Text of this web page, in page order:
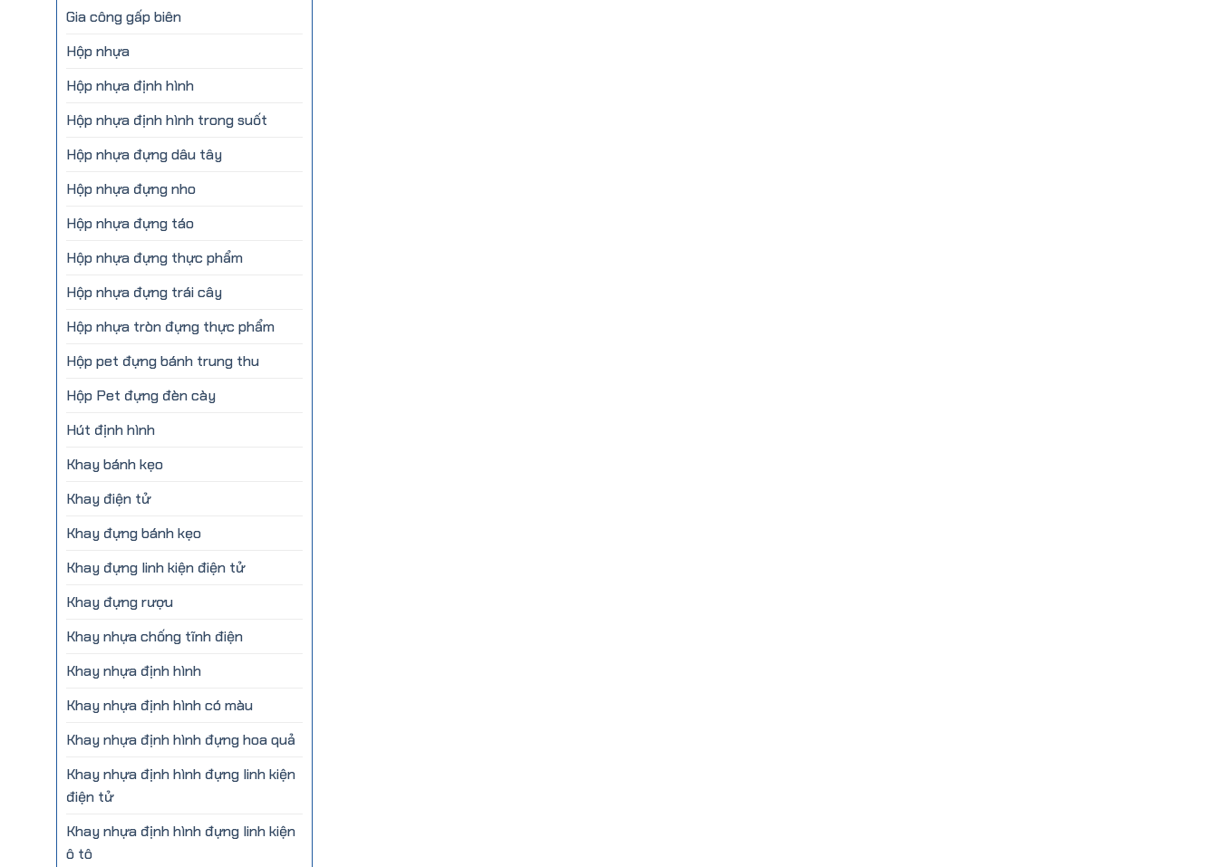
Gia công gấp biên
Hộp nhựa
Hộp nhựa định hình
Hộp nhựa định hình trong suốt
Hộp nhựa đựng dâu tây
Hộp nhựa đựng nho
Hộp nhựa đựng táo
Hộp nhựa đựng thực phẩm
Hộp nhựa đựng trái cây
Hộp nhựa tròn đựng thực phẩm
Hộp pet đựng bánh trung thu
Hộp Pet đựng đèn cày
Hút định hình
Khay bánh kẹo
Khay điện tử
Khay đựng bánh kẹo
Khay đựng linh kiện điện tử
Khay đựng rượu
Khay nhựa chống tĩnh điện
Khay nhựa định hình
Khay nhựa định hình có màu
Khay nhựa định hình đựng hoa quả
Khay nhựa định hình đựng linh kiện
điện tử
Khay nhựa định hình đựng linh kiện
ô tô